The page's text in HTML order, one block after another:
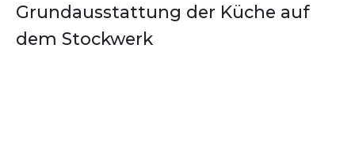
Grundausstattung der Küche auf
dem Stockwerk